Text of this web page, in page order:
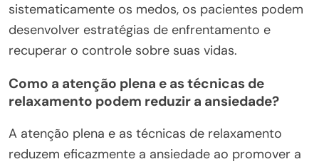
sistematicamente os medos, os pacientes podem
desenvolver estratégias de enfrentamento e
recuperar o controle sobre suas vidas.
Como a atenção plena e as técnicas de
relaxamento podem reduzir a ansiedade?
A atenção plena e as técnicas de relaxamento
reduzem eficazmente a ansiedade ao promover a